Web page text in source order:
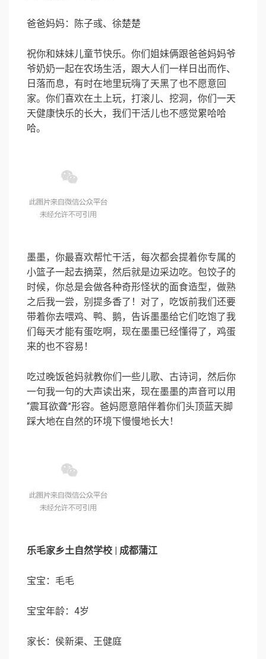
爸爸妈妈：陈子彧、徐楚楚
祝你和妹妹儿童节快乐。你们姐妹俩跟爸爸妈妈爷
爷奶奶一起在农场生活，跟大人们一样日出而作、
日落而息，有时在地里玩嗨了天黑了也不愿意回
家。你们喜欢在土上玩，打滚儿、挖洞，你们一天
天健康快乐的长大，我们干活儿也不感觉累哈哈
哈。
墨墨，你最喜欢帮忙干活，每次都会提着你专属的
小篮子一起去摘菜，然后就是边采边吃。包饺子的
时候，你总是会做各种奇形怪状的面食造型，做熟
之后我一尝，别提多香了！对了，吃饭前我们还要
带着你去喂鸡、鸭、鹅，告诉墨墨给它们吃饱了我
们每天才能有蛋吃啊，现在墨墨已经懂得了，鸡蛋
来的也不容易！
吃过晚饭爸妈就教你们一些儿歌、古诗词，然后你
一句我一句的大声读出来，现在墨墨的声音可以用
“震耳欲聋”形容。爸妈愿意陪伴着你们头顶蓝天脚
踩大地在自然的环境下慢慢地长大！
乐毛家乡土自然学校 | 成都蒲江
宝宝：毛毛
宝宝年龄：4岁
家长：侯新渠、王健庭